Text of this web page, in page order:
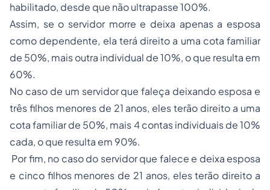
habilitado, desde que não ultrapasse 100%.
Assim, se o servidor morre e deixa apenas a esposa
como dependente, ela terá direito a uma cota familiar
de 50%, mais outra individual de 10%, o que resulta em
60%.
No caso de um servidor que faleça deixando esposa e
três filhos menores de 21 anos, eles terão direito a uma
cota familiar de 50%, mais 4 contas individuais de 10%
cada, o que resulta em 90%.
Por fim, no caso do servidor que falece e deixa esposa
e cinco filhos menores de 21 anos, eles terão direito a